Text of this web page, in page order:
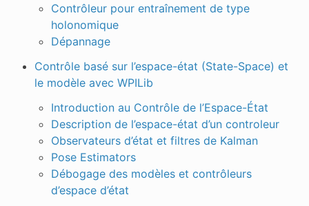
Contrôleur pour entraînement de type
holonomique
Dépannage
Contrôle basé sur l’espace-état (State-Space) et
le modèle avec WPILib
Introduction au Contrôle de l’Espace-État
Description de l’espace-état d’un controleur
Observateurs d’état et filtres de Kalman
Pose Estimators
Débogage des modèles et contrôleurs
d’espace d’état